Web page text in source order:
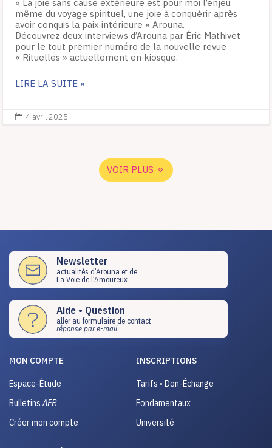
« La joie sans cause extérieure est pour moi l’enjeu
même du voyage spirituel, une joie à conquérir après
avoir conquis la paix intérieure » Arouna.
Découvrez deux interviews d’Arouna par Éric Mathivet
pour le tout premier numéro de la nouvelle revue
« Rituelles » actuellement en kiosque.
LIRE LA SUITE »
 4 avril 2025
VOIR PLUS
INSCRIPTIONS
Tarifs • Don-Échange
Fondamentaux
Université
MON COMPTE
Espace-Étude
BulletinsAFR
Créer mon compte
Newsletter
actualités d’Arouna et de
La Voie de l’Amoureux
Aide • Question
aller au formulaire de contact
réponse par e-mail